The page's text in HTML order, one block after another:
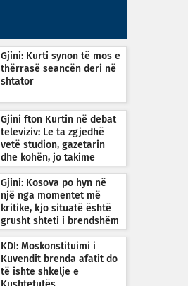
Gjini: Kurti synon të mos e
thërrasë seancën deri në
shtator
Gjini fton Kurtin në debat
televiziv: Le ta zgjedhë
vetë studion, gazetarin
dhe kohën, jo takime
Gjini: Kosova po hyn në
një nga momentet më
kritike, kjo situatë është
grusht shteti i brendshëm
KDI: Moskonstituimi i
Kuvendit brenda afatit do
të ishte shkelje e